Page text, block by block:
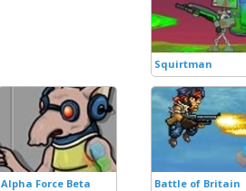
Squirtman
Alpha Force Beta Battle of Britain